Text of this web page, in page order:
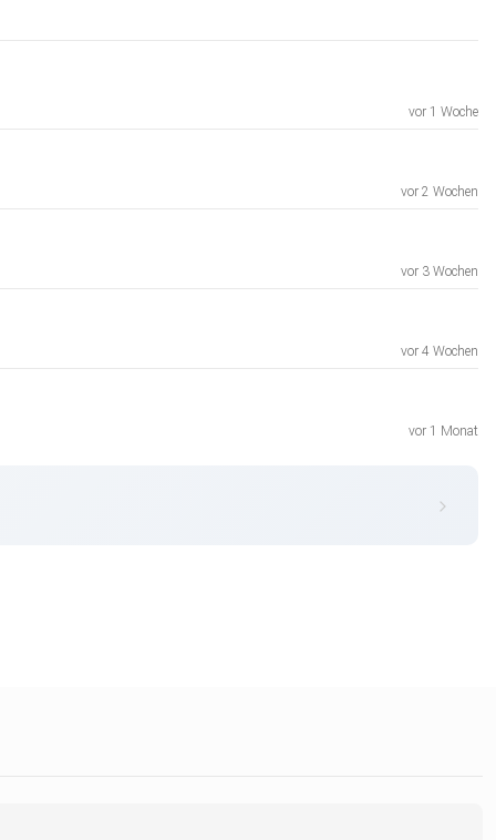
vor 1 Woche
vor 2 Wochen
vor 3 Wochen
vor 4 Wochen
vor 1 Monat